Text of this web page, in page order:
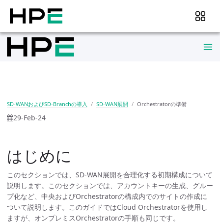
SD-WANおよびSD-Branchの導入 SD-WAN展開 Orchestratorの準備
29-Feb-24
はじめに
このセクションでは、SD-WAN展開を合理化する初期構成について
説明します。このセクションでは、アカウントキーの生成、グルー
プ化など、中央およびOrchestratorの構成内でのサイトの作成に
ついて説明します。このガイドではCloud Orchestratorを使用し
ますが、オンプレミスOrchestratorの手順も同じです。